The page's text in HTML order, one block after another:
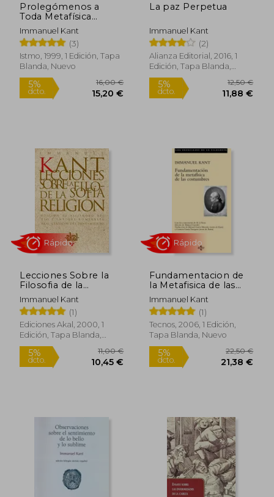
5%
dcto.
5%
dcto.
Prolegómenos a
Toda Metafísica
Futura que Haya de
Poder Presentarse
Como Ciencia
Immanuel Kant
(3)
Istmo, 1999, 1 Edición, Tapa
Blanda, Nuevo
La paz Perpetua
Immanuel Kant
(2)
Alianza Editorial, 2016, 1
Edición, Tapa Blanda,
Nuevo
Lecciones Sobre la
Filosofia de la
Religion
Immanuel Kant
(1)
Ediciones Akal, 2000, 1
Edición, Tapa Blanda,
Nuevo
Fundamentacion de
la Metafisica de las
Costumbres
Immanuel Kant
(1)
Tecnos, 2006, 1 Edición,
Tapa Blanda, Nuevo